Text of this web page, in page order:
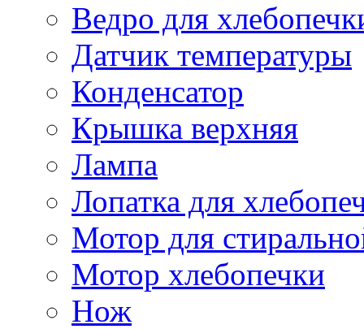
Ведро для
Датчик температуры
Конденсатор
Крышка верхняя
Лампа
Лопатка для
Мотор для
Мотор хлебопечки
Нож